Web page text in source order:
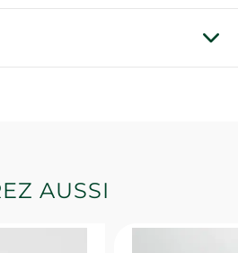
AUSSI